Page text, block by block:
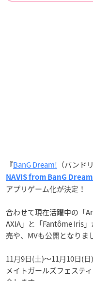
『BanG Dream! （バンド
NAVIS from BanG
アプリゲーム化が決定！
合わせて現在活躍中の「
AXIA」と「Fantôme Iris
売や、MVも公開となりま
11月9日(土)～11月10日(
メイトガールズフェステ